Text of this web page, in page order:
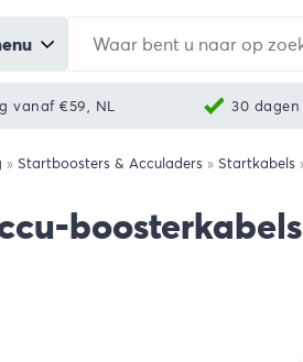
vanaf €59, NL 30
» Startboosters & Acculaders » Startkabels